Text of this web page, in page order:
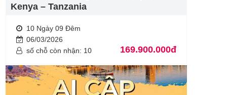
Kenya – Tanzania
10 Ngày 09 Đêm
06/03/2026
số chỗ còn nhận: 10
169.900.000đ